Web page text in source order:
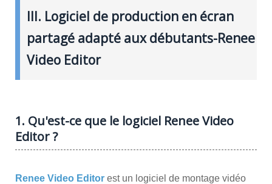
III. Logiciel de production en écran
partagé adapté aux débutants-Renee
Video Editor
1. Qu'est-ce que le logiciel Renee Video
Editor ?
Renee Video Editor est un logiciel de montage vidéo